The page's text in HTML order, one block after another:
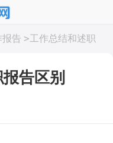
报告 >工作总结和述职
告区别